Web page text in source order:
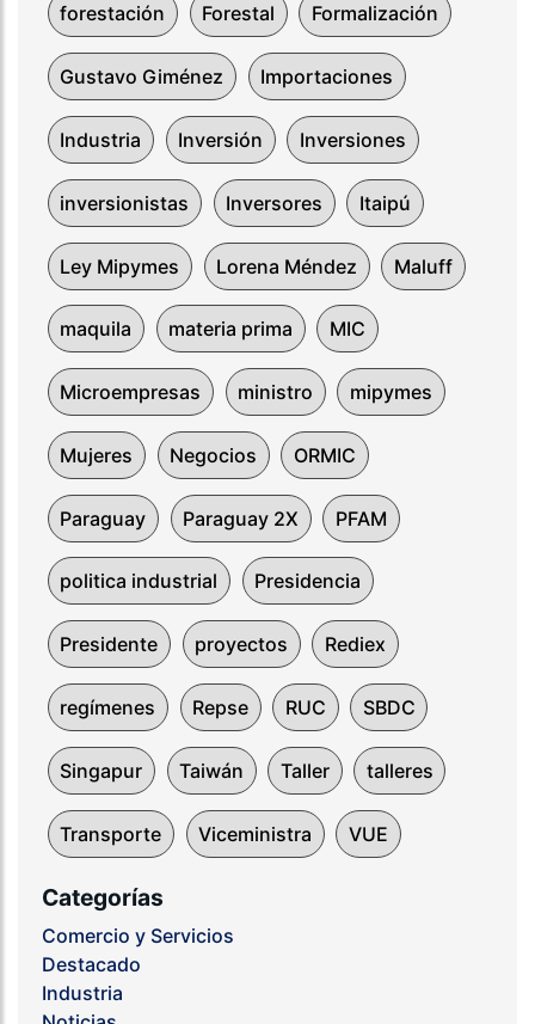
forestación Forestal Formalización
Gustavo Giménez Importaciones
Industria Inversión Inversiones
inversionistas Inversores Itaipú
Ley Mipymes Lorena Méndez Maluff
maquila materia prima MIC
Microempresas ministro mipymes
Mujeres Negocios ORMIC
Paraguay Paraguay 2X PFAM
politica industrial Presidencia
Presidente proyectos Rediex
regímenes Repse RUC SBDC
Singapur Taiwán Taller talleres
Transporte Viceministra VUE
Categorías
Comercio y Servicios
Destacado
Industria